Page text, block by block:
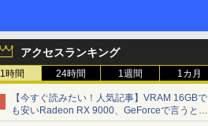
アクセスランキング
1時間 24時間 1週間 1カ月
【今すぐ読みたい！人気記事】VRAM 16GBで
も安いRadeon RX 9000、GeForceで言うとど
のぐらいの性能？ - PC Watch